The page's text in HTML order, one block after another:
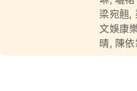
梁宛翹,
文娛康
晴, 陳